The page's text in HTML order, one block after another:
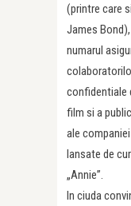
(printre care
James
numarul
confidentiale
film si a
ale
lansate de
„Annie”.
In ciuda